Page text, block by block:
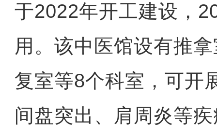
于2022年开工建设，
用。该中医馆设有推
复室等8个科室，可开
间盘突出、肩周炎等